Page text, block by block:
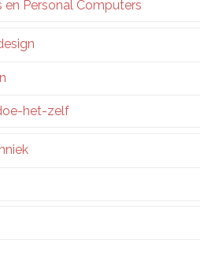
Personal Computers
het-zelf